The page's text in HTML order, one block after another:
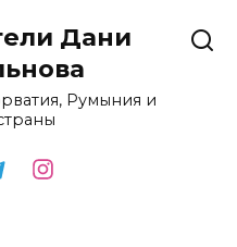
Дани
Румыния и